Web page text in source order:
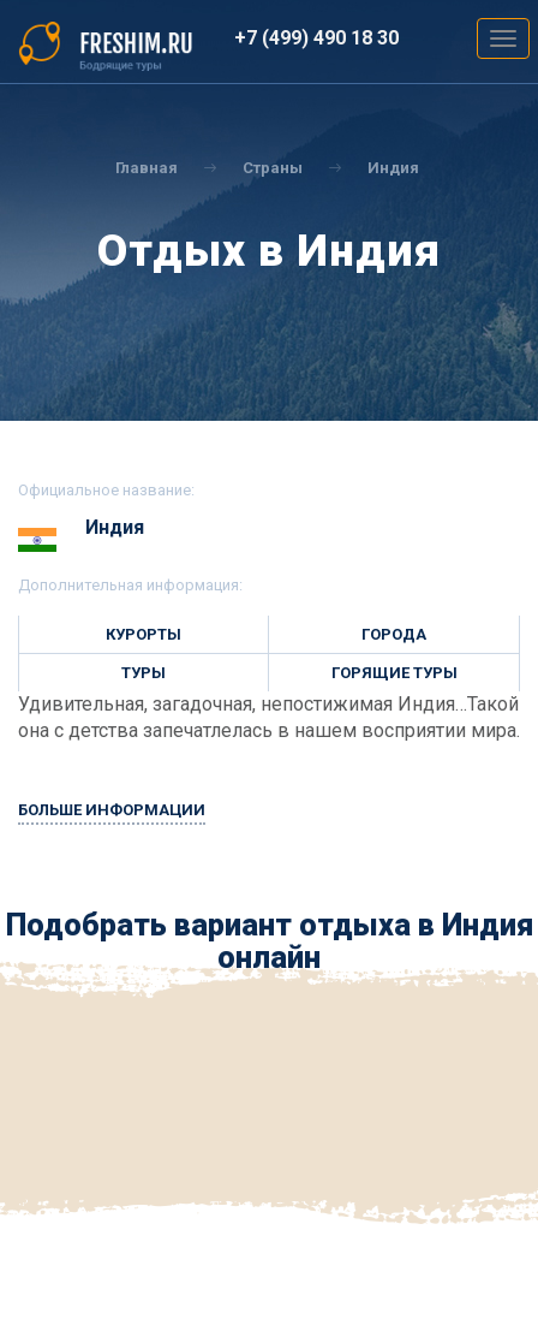
основному
содержанию
+7 (499) 490 18 30
Главная Страны Индия
Отдых в Индия
Официальное название:
Индия
Дополнительная информация:
КУРОРТЫ ГОРОДА
ТУРЫ ГОРЯЩИЕ ТУРЫ
Удивительная, загадочная, непостижимая Индия…Такой
она с детства запечатлелась в нашем восприятии мира.
БОЛЬШЕ ИНФОРМАЦИИ
Подобрать вариант отдыха в Индия
онлайн